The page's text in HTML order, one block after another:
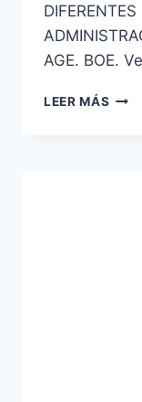
AGE. BOE.
LEER MÁS